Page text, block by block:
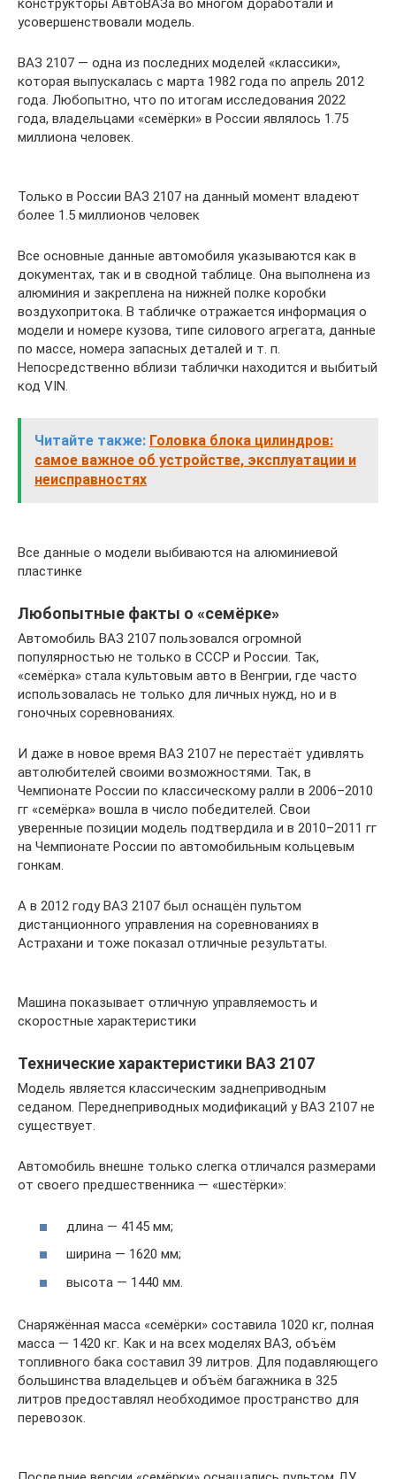
конструкторы АвтоВАЗа во многом доработали и
усовершенствовали модель.
ВАЗ 2107 — одна из последних моделей «классики»,
которая выпускалась с марта 1982 года по апрель 2012
года. Любопытно, что по итогам исследования 2022
года, владельцами «семёрки» в России являлось 1.75
миллиона человек.
Только в России ВАЗ 2107 на данный момент владеют
более 1.5 миллионов человек
Все основные данные автомобиля указываются как в
документах, так и в сводной таблице. Она выполнена из
алюминия и закреплена на нижней полке коробки
воздухопритока. В табличке отражается информация о
модели и номере кузова, типе силового агрегата, данные
по массе, номера запасных деталей и т. п.
Непосредственно вблизи таблички находится и выбитый
код VIN.
Читайте также: Головка блока цилиндров:
самое важное об устройстве, эксплуатации и
неисправностях
Все данные о модели выбиваются на алюминиевой
пластинке
Любопытные факты о «семёрке»
Автомобиль ВАЗ 2107 пользовался огромной
популярностью не только в СССР и России. Так,
«семёрка» стала культовым авто в Венгрии, где часто
использовалась не только для личных нужд, но и в
гоночных соревнованиях.
И даже в новое время ВАЗ 2107 не перестаёт удивлять
автолюбителей своими возможностями. Так, в
Чемпионате России по классическому ралли в 2006–2010
гг «семёрка» вошла в число победителей. Свои
уверенные позиции модель подтвердила и в 2010–2011 гг
на Чемпионате России по автомобильным кольцевым
гонкам.
А в 2012 году ВАЗ 2107 был оснащён пультом
дистанционного управления на соревнованиях в
Астрахани и тоже показал отличные результаты.
Машина показывает отличную управляемость и
скоростные характеристики
Технические характеристики ВАЗ 2107
Модель является классическим заднеприводным
седаном. Переднеприводных модификаций у ВАЗ 2107 не
существует.
Автомобиль внешне только слегка отличался размерами
от своего предшественника — «шестёрки»:
длина — 4145 мм;
ширина — 1620 мм;
высота — 1440 мм.
Снаряжённая масса «семёрки» составила 1020 кг, полная
масса — 1420 кг. Как и на всех моделях ВАЗ, объём
топливного бака составил 39 литров. Для подавляющего
большинства владельцев и объём багажника в 325
литров предоставлял необходимое пространство для
перевозок.